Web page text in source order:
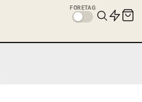
FÖRETAG